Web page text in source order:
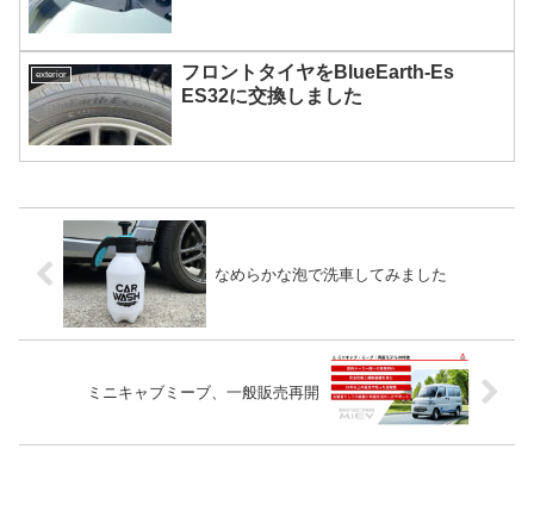
exterior
フロントタイヤをBlueEarth-Es
ES32に交換しました
なめらかな泡で洗車してみました
ミニキャブミーブ、一般販売再開